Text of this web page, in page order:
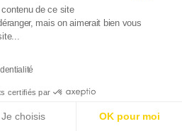
de ce site
mais on aimerait bien vous
certifiés par
Je choisis OK pour moi
la distanță...
vă!
Aflați mai multe